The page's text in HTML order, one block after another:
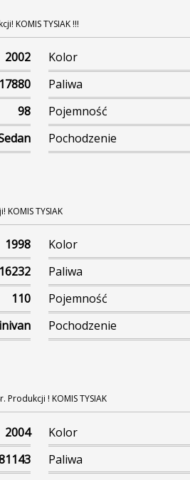
KOMIS TYSIAK !!!
2002 Kolor
Paliwa
98 Pojemność
Pochodzenie
TYSIAK
1998 Kolor
Paliwa
110 Pojemność
Pochodzenie
Produkcji ! KOMIS TYSIAK
2004 Kolor
Paliwa